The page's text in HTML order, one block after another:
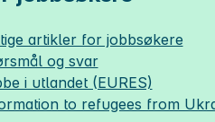
artikler for jobbsøkere
og svar
i utlandet (EURES)
to refugees from